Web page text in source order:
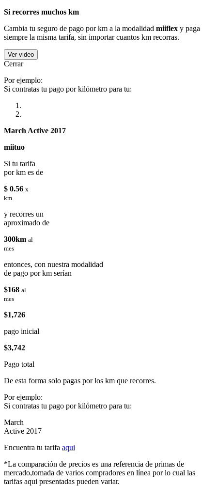
Si recorres muchos km
Cambia tu seguro de pago por km a la modalidad miiflex y paga
siempre la misma tarifa, sin importar cuantos km recorras.
Ver video
Cerrar
Por ejemplo:
Si contratas tu pago por kilómetro para tu:
March Active 2017
miituo
Si tu tarifa
por km es de
$ 0.56 x
km
y recorres un
aproximado de
300km al
mes
entonces, con nuestra modalidad
de pago por km serían
$168 al
mes
$1,726
pago inicial
$3,742
Pago total
De esta forma solo pagas por los km que recorres.
Por ejemplo:
Si contratas tu pago por kilómetro para tu:
March
Active 2017
Encuentra tu tarifa aqui
*La comparación de precios es una referencia de primas de
mercado,tomada de varios compradores en línea por lo cual las
tarifas aqui presentadas pueden variar.